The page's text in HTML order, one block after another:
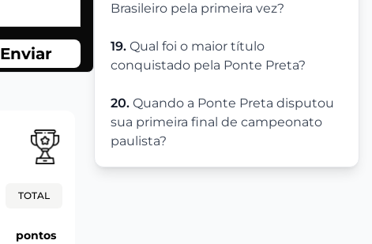
Brasileiro pela primeira vez?
19. Qual foi o maior título
conquistado pela Ponte Preta?
20. Quando a Ponte Preta disputou
sua primeira final de campeonato
paulista?
Enviar
TOTAL
pontos